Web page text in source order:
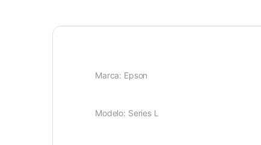
Marca: Epson
Modelo: Series L